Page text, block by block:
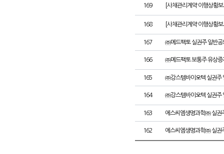
169 [사채관리계약 이행상황
168 [사채관리계약 이행상황
167 ㈜메드팩토 실권주 일반공
166 ㈜메드팩토 보통주 유상
165 ㈜강스템바이오텍 실권주
164 ㈜강스템바이오텍 실권주
163 에스씨엠생명과학㈜ 실권
162 에스씨엠생명과학㈜ 실권